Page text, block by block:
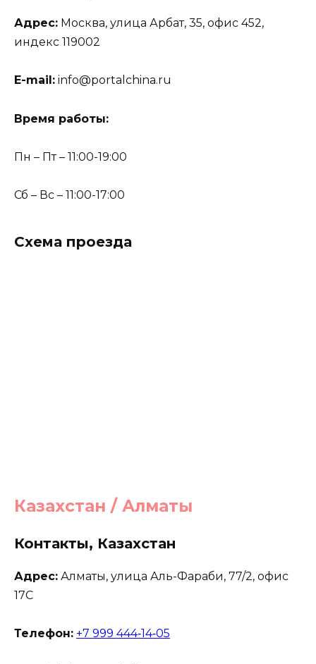
Адрес: Москва, улица Арбат, 35, офис 452,
индекс 119002
E-mail: info@portalchina.ru
Время работы:
Пн – Пт – 11:00-19:00
Сб – Вс – 11:00-17:00
Схема проезда
Казахстан / Алматы
Контакты, Казахстан
Адрес: Алматы, улица Аль-Фараби, 77/2, офис
17С
Телефон: +7 999 444‑14‑05